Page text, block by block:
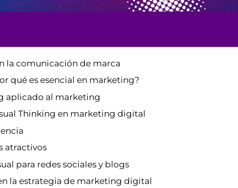
la comunicación de marca
qué es esencial en marketing?
aplicado al marketing
Thinking en marketing digital
atractivos
para redes sociales y blogs
la estrategia de marketing digital